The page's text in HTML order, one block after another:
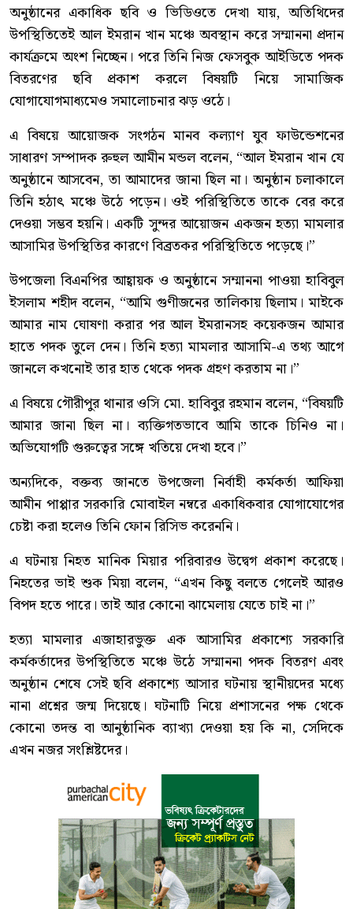
অনুষ্ঠানের একাধিক ছবি ও ভিডিওতে দেখা যায়, অতিথিদের
উপস্থিতিতেই আল ইমরান খান মঞ্চে অবস্থান করে সম্মাননা প্রদান
কার্যক্রমে অংশ নিচ্ছেন। পরে তিনি নিজ ফেসবুক আইডিতে পদক
বিতরণের ছবি প্রকাশ করলে বিষয়টি নিয়ে সামাজিক
যোগাযোগমাধ্যমেও সমালোচনার ঝড় ওঠে।
এ বিষয়ে আয়োজক সংগঠন মানব কল্যাণ যুব ফাউন্ডেশনের
সাধারণ সম্পাদক রুহুল আমীন মন্ডল বলেন, “আল ইমরান খান যে
অনুষ্ঠানে আসবেন, তা আমাদের জানা ছিল না। অনুষ্ঠান চলাকালে
তিনি হঠাৎ মঞ্চে উঠে পড়েন। ওই পরিস্থিতিতে তাকে বের করে
দেওয়া সম্ভব হয়নি। একটি সুন্দর আয়োজন একজন হত্যা মামলার
আসামির উপস্থিতির কারণে বিব্রতকর পরিস্থিতিতে পড়েছে।”
উপজেলা বিএনপির আহ্বায়ক ও অনুষ্ঠানে সম্মাননা পাওয়া হাবিবুল
ইসলাম শহীদ বলেন, “আমি গুণীজনের তালিকায় ছিলাম। মাইকে
আমার নাম ঘোষণা করার পর আল ইমরানসহ কয়েকজন আমার
হাতে পদক তুলে দেন। তিনি হত্যা মামলার আসামি-এ তথ্য আগে
জানলে কখনোই তার হাত থেকে পদক গ্রহণ করতাম না।”
এ বিষয়ে গৌরীপুর থানার ওসি মো. হাবিবুর রহমান বলেন, “বিষয়টি
আমার জানা ছিল না। ব্যক্তিগতভাবে আমি তাকে চিনিও না।
অভিযোগটি গুরুত্বের সঙ্গে খতিয়ে দেখা হবে।”
অন্যদিকে, বক্তব্য জানতে উপজেলা নির্বাহী কর্মকর্তা আফিয়া
আমীন পাপ্পার সরকারি মোবাইল নম্বরে একাধিকবার যোগাযোগের
চেষ্টা করা হলেও তিনি ফোন রিসিভ করেননি।
এ ঘটনায় নিহত মানিক মিয়ার পরিবারও উদ্বেগ প্রকাশ করেছে।
নিহতের ভাই শুক মিয়া বলেন, “এখন কিছু বলতে গেলেই আরও
বিপদ হতে পারে। তাই আর কোনো ঝামেলায় যেতে চাই না।”
হত্যা মামলার এজাহারভুক্ত এক আসামির প্রকাশ্যে সরকারি
কর্মকর্তাদের উপস্থিতিতে মঞ্চে উঠে সম্মাননা পদক বিতরণ এবং
অনুষ্ঠান শেষে সেই ছবি প্রকাশ্যে আসার ঘটনায় স্থানীয়দের মধ্যে
নানা প্রশ্নের জন্ম দিয়েছে। ঘটনাটি নিয়ে প্রশাসনের পক্ষ থেকে
কোনো তদন্ত বা আনুষ্ঠানিক ব্যাখ্যা দেওয়া হয় কি না, সেদিকে
এখন নজর সংশ্লিষ্টদের।